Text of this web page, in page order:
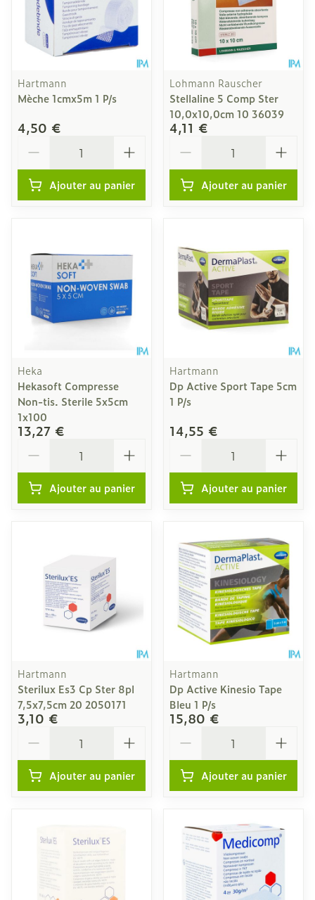
Hartmann
Mèche 1cmx5m 1 P/s
4,50 €
Ajouter au panier
Lohmann Rauscher
Stellaline 5 Comp Ster
10,0x10,0cm 10 36039
4,11 €
Ajouter au panier
Heka
Hekasoft Compresse
Non-tis. Sterile 5x5cm
1x100
13,27 €
Ajouter au panier
Hartmann
Dp Active Sport Tape 5cm
1 P/s
14,55 €
Ajouter au panier
Hartmann
Sterilux Es3 Cp Ster 8pl
7,5x7,5cm 20 2050171
3,10 €
Ajouter au panier
Hartmann
Dp Active Kinesio Tape
Bleu 1 P/s
15,80 €
Ajouter au panier